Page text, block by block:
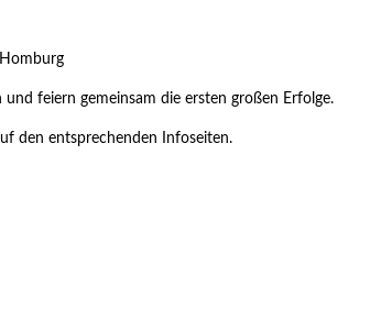
feiern gemeinsam die ersten großen Erfolge.
den entsprechenden Infoseiten.